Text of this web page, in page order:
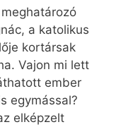
a katolikus
kortársak
Vajon mi lett
ember
egymással?
elképzelt